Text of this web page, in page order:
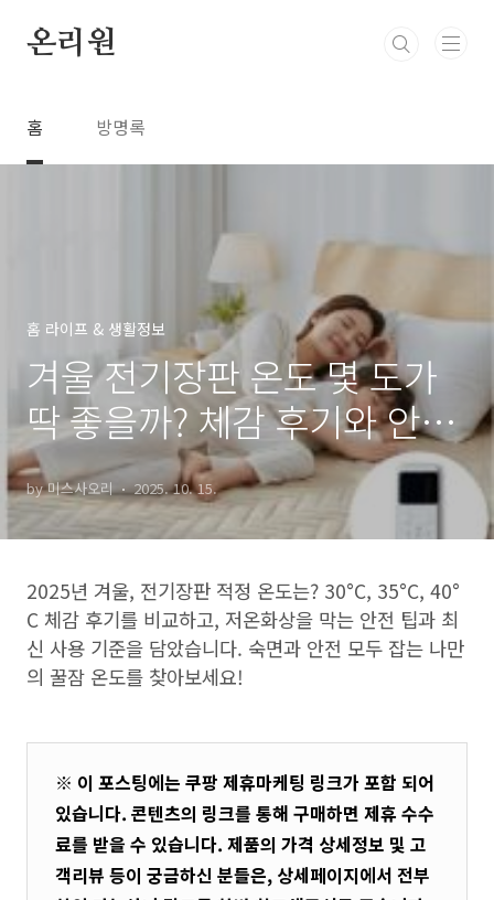
온리원
홈 방명록
홈 라이프 & 생활정보
겨울 전기장판 온도 몇 도가
딱 좋을까? 체감 후기와 안전
팁
by 미스사오리 2025. 10. 15.
2025년 겨울, 전기장판 적정 온도는? 30°C, 35°C, 40°
C 체감 후기를 비교하고, 저온화상을 막는 안전 팁과 최
신 사용 기준을 담았습니다. 숙면과 안전 모두 잡는 나만
의 꿀잠 온도를 찾아보세요!
※ 이 포스팅에는 쿠팡 제휴마케팅 링크가 포함 되어
있습니다. 콘텐츠의 링크를 통해 구매하면 제휴 수수
료를 받을 수 있습니다. 제품의 가격 상세정보 및 고
객리뷰 등이 궁금하신 분들은, 상세페이지에서 전부